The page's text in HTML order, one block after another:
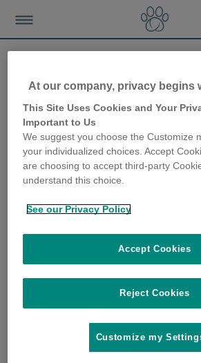
Apprendre à un
faire ses
bac à
At our company, privacy begins
This Site Uses Cookies and Your
Important to Us
We suggest you choose the Customize
your individualized choices. Accept
are choosing to accept third-party
understand this choice.
See our Privacy Policy
Reject Cookies
Accept Cookies
Customize my